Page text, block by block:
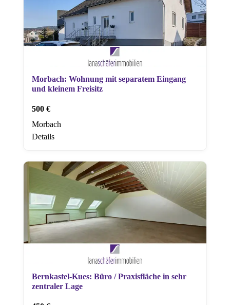
Morbach: Wohnung mit separatem Eingang
und kleinem Freisitz
500 €
Morbach
Details
Bernkastel-Kues: Büro / Praxisfläche in sehr
zentraler Lage